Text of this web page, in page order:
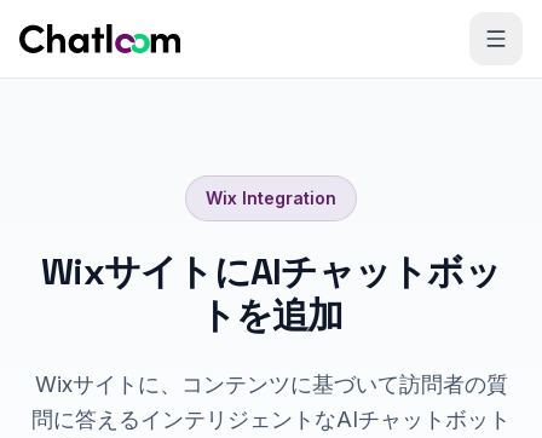
Wix Integration
WixサイトにAIチャットボッ
トを追加
Wixサイトに、コンテンツに基づいて訪問者の質
問に答えるインテリジェントなAIチャットボット